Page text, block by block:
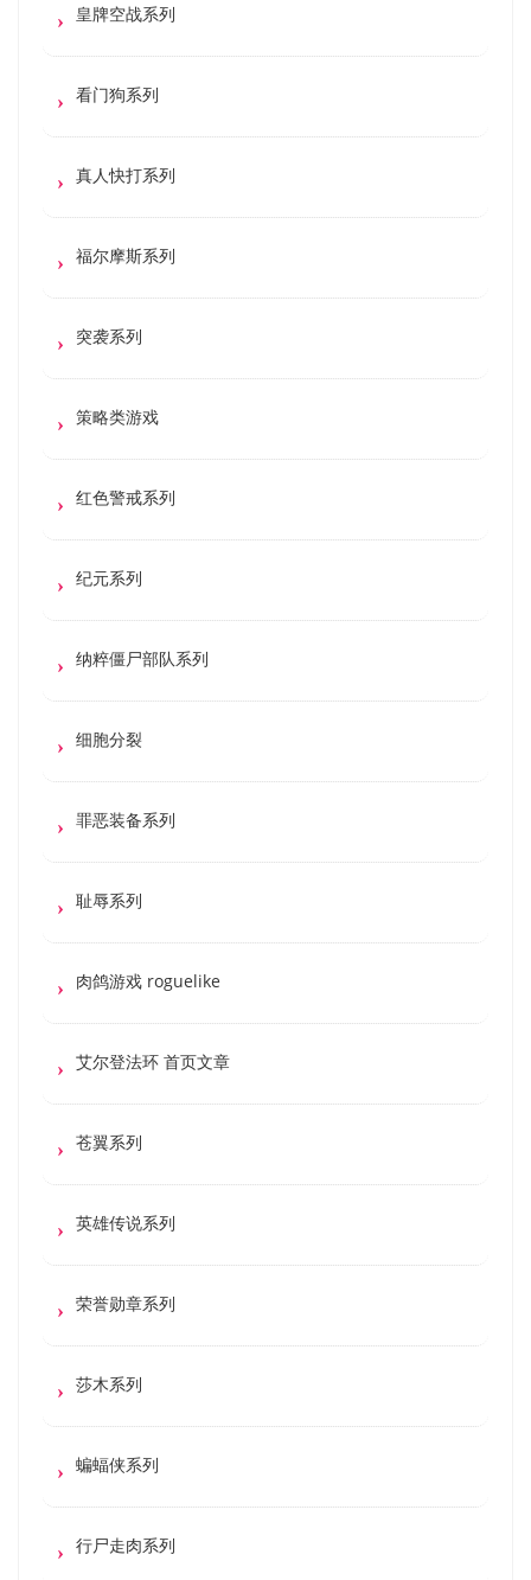
皇牌空战系列
看门狗系列
真人快打系列
福尔摩斯系列
突袭系列
策略类游戏
红色警戒系列
纪元系列
纳粹僵尸部队系列
细胞分裂
罪恶装备系列
耻辱系列
肉鸽游戏 roguelike
艾尔登法环 首页文章
苍翼系列
英雄传说系列
荣誉勋章系列
莎木系列
蝙蝠侠系列
行尸走肉系列